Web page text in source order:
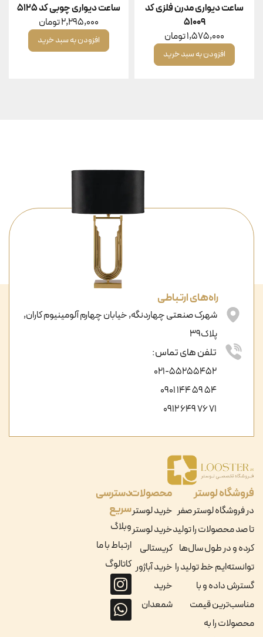
ساعت دیواری مدرن فلزی کد
۵۱۰۰۹
1,575,000تومان
افزودن به سبد خرید
ساعت دیواری چوبی کد ۵۱۲۵
2,295,000تومان
افزودن به سبد خرید
فروشگاه لوستر
در فروشگاه لوستر صفر
تا صد محصولات را تولید
کرده و در طول سال‌ها
توانسته‌ایم خط تولید را
گسترش داده و با
مناسب‌ترین قیمت
محصولات را به
محصولات
خرید لوستر
خرید لوستر
کریستالی
خرید آباژور
خرید
شمعدان
دسترسی
سریع
وبلاگ
ارتباط با ما
کاتالوگ
راه‌های ارتباطی
شهرک صنعتی چهاردنگه, خیابان چهارم آلومینیوم کاران,
پلاک39
تلفن های تماس:
021-55255452
54 59 144 0901
71 76 649 0912